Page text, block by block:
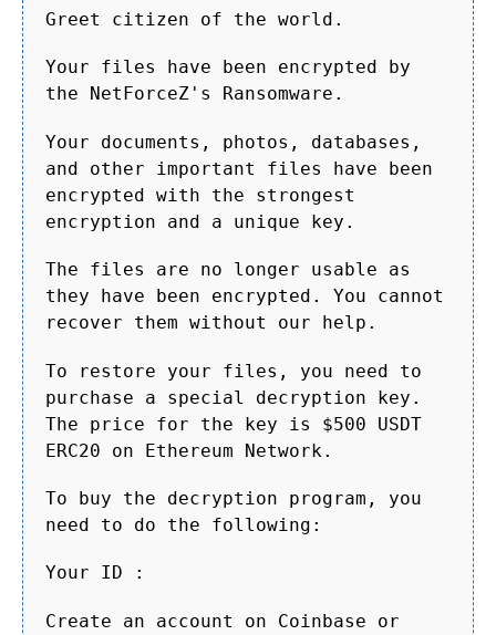
Greet citizen of the world.
Your files have been encrypted by
the NetForceZ's Ransomware.
Your documents, photos, databases,
and other important files have been
encrypted with the strongest
encryption and a unique key.
The files are no longer usable as
they have been encrypted. You cannot
recover them without our help.
To restore your files, you need to
purchase a special decryption key.
The price for the key is $500 USDT
ERC20 on Ethereum Network.
To buy the decryption program, you
need to do the following:
Your ID :
Create an account on Coinbase or